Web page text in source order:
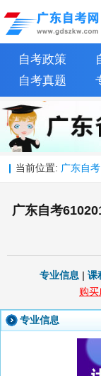
自考政策
自考真题
当前位置: 广东自
广东自考
专业信息 | 课
购
专业信息